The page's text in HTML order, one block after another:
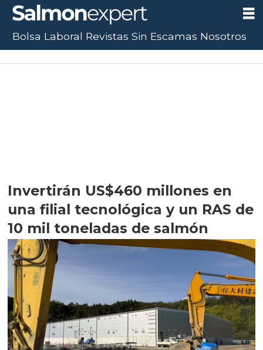
Invertirán US$460 millones en
una filial tecnológica y un RAS de
10 mil toneladas de salmón
Bolsa Laboral Revistas Sin Escamas Nosotros